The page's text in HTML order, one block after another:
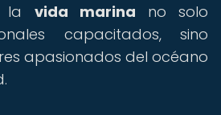
la vida marina no solo
capacitados, sino
apasionados del océano